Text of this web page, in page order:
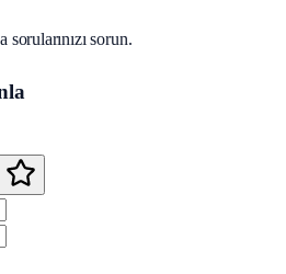
sorun.